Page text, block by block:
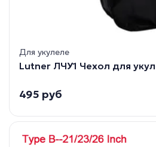
Для укулеле
Lutner ЛЧУ1 Чехол для
495 руб